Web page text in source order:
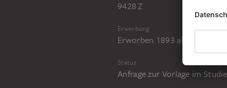
9428 Z
Erwerbung
Erworben 1893 als
Status
Anfrage zur Vorlage im